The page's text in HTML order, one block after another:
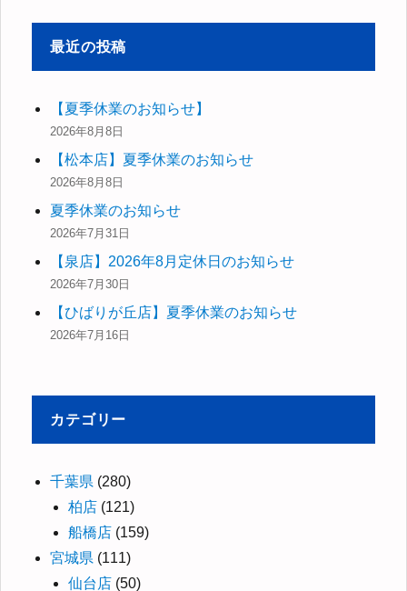
象:
最近の投稿
【夏季休業のお知らせ】
2026年8月8日
【松本店】夏季休業のお知らせ
2026年8月8日
夏季休業のお知らせ
2026年7月31日
【泉店】2026年8月定休日のお知らせ
2026年7月30日
【ひばりが丘店】夏季休業のお知らせ
2026年7月16日
カテゴリー
千葉県 (280)
柏店 (121)
船橋店 (159)
宮城県 (111)
仙台店 (50)